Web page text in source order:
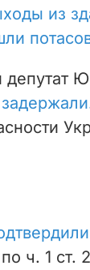
из
ч. 1 ст.